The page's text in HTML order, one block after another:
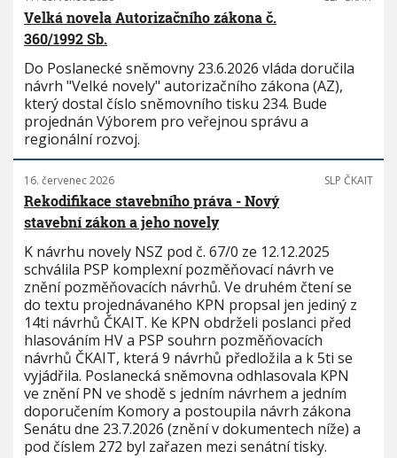
Velká novela Autorizačního zákona č.
360/1992 Sb.
Do Poslanecké sněmovny 23.6.2026 vláda doručila
návrh "Velké novely" autorizačního zákona (AZ),
který dostal číslo sněmovního tisku 234. Bude
projednán Výborem pro veřejnou správu a
regionální rozvoj.
16. červenec 2026 SLP ČKAIT
Rekodifikace stavebního práva - Nový
stavební zákon a jeho novely
K návrhu novely NSZ pod č. 67/0 ze 12.12.2025
schválila PSP komplexní pozměňovací návrh ve
znění pozměňovacích návrhů. Ve druhém čtení se
do textu projednávaného KPN propsal jen jediný z
14ti návrhů ČKAIT. Ke KPN obdrželi poslanci před
hlasováním HV a PSP souhrn pozměňovacích
návrhů ČKAIT, která 9 návrhů předložila a k 5ti se
vyjádřila. Poslanecká sněmovna odhlasovala KPN
ve znění PN ve shodě s jedním návrhem a jedním
doporučením Komory a postoupila návrh zákona
Senátu dne 23.7.2026 (znění v dokumentech níže) a
pod číslem 272 byl zařazen mezi senátní tisky.